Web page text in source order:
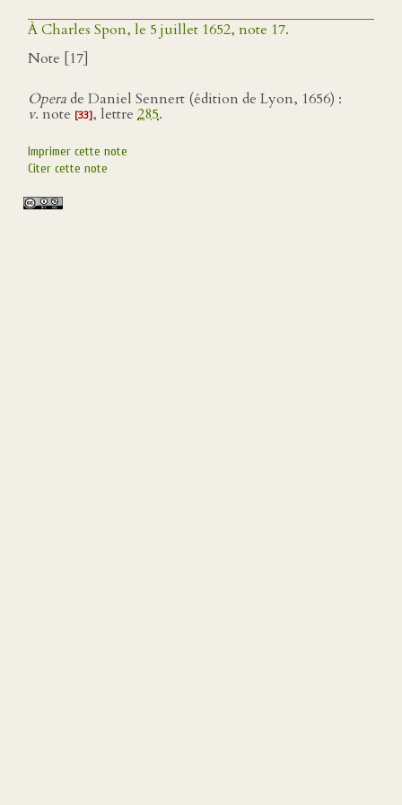
À Charles Spon, le 5 juillet 1652, note 17.
Note [17]
Operade Daniel Sennert (édition de Lyon, 1656) :
v. note [33], lettre 285.
Imprimer cette note
Citer cette note